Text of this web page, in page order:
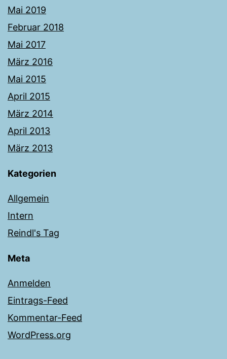
Mai 2019
Februar 2018
Mai 2017
März 2016
Mai 2015
April 2015
März 2014
April 2013
März 2013
Kategorien
Allgemein
Intern
Reindl's Tag
Meta
Anmelden
Eintrags-Feed
Kommentar-Feed
WordPress.org